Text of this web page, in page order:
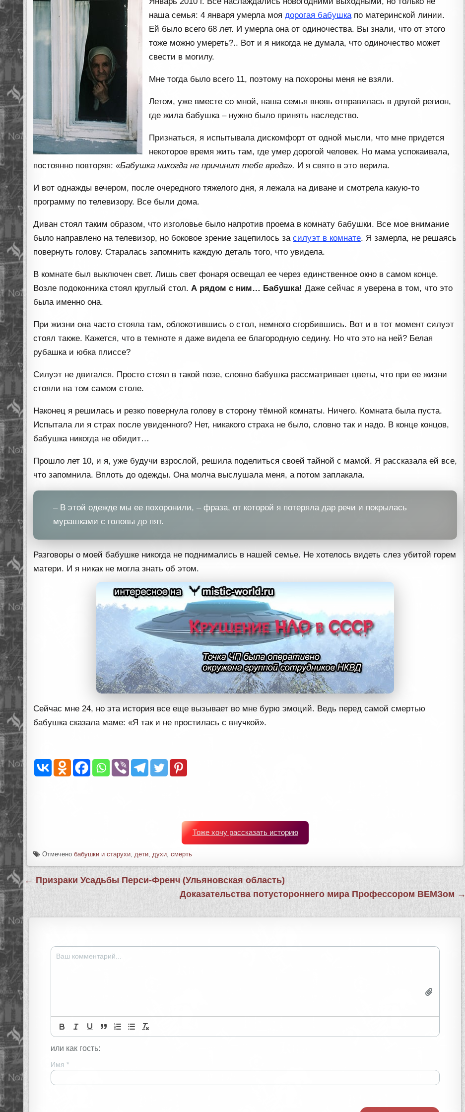
наша семья: 4 января умерла моядорогая бабушкапо материнской линии.
Ей было всего 68 лет. И умерла она от одиночества. Вы знали, что от этого
тоже можно умереть?.. Вот и я никогда не думала, что одиночество может
свести в могилу.
Мне тогда было всего 11, поэтому на похороны меня не взяли.
Летом, уже вместе со мной, наша семья вновь отправилась в другой регион,
где жила бабушка – нужно было принять наследство.
Признаться, я испытывала дискомфорт от одной мысли, что мне придется
некоторое время жить там, где умер дорогой человек. Но мама успокаивала,
постоянно повторяя:«Бабушка никогда не причинит тебе вреда». И я свято в это верила.
И вот однажды вечером, после очередного тяжелого дня, я лежала на диване и смотрела какую-то
программу по телевизору. Все были дома.
Диван стоял таким образом, что изголовье было напротив проема в комнату бабушки. Все мое внимание
было направлено на телевизор, но боковое зрение зацепилось засилуэт в комнате. Я замерла, не решаясь
повернуть голову. Старалась запомнить каждую деталь того, что увидела.
В комнате был выключен свет. Лишь свет фонаря освещал ее через единственное окно в самом конце.
Возле подоконника стоял круглый стол.А рядом с ним… Бабушка! Даже сейчас я уверена в том, что это
была именно она.
При жизни она часто стояла там, облокотившись о стол, немного сгорбившись. Вот и в тот момент силуэт
стоял также. Кажется, что в темноте я даже видела ее благородную седину. Но что это на ней? Белая
рубашка и юбка плиссе?
Силуэт не двигался. Просто стоял в такой позе, словно бабушка рассматривает цветы, что при ее жизни
стояли на том самом столе.
Наконец я решилась и резко повернула голову в сторону тёмной комнаты. Ничего. Комната была пуста.
Испытала ли я страх после увиденного? Нет, никакого страха не было, словно так и надо. В конце концов,
бабушка никогда не обидит…
Прошло лет 10, и я, уже будучи взрослой, решила поделиться своей тайной с мамой. Я рассказала ей все,
что запомнила. Вплоть до одежды. Она молча выслушала меня, а потом заплакала.
– В этой одежде мы ее похоронили, – фраза, от которой я потеряла дар речи и покрылась
мурашками с головы до пят.
Разговоры о моей бабушке никогда не поднимались в нашей семье. Не хотелось видеть слез убитой горем
матери. И я никак не могла знать об этом.
Сейчас мне 24, но эта история все еще вызывает во мне бурю эмоций. Ведь перед самой смертью
бабушка сказала маме: «Я так и не простилась с внучкой».
Тоже хочу рассказать историю
Отмеченобабушки и старухи,дети,духи,смерть
Навигация
по
← Призраки Усадьбы Перси-Френч (Ульяновская область)
Доказательства потустороннего мира Профессором ВЕМЗом →
или как гость:
Имя *